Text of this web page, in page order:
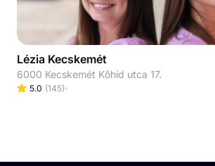
Lézia Kecskemét
6000 Kecskemét Kőhíd utca 17.
5.0 (145)